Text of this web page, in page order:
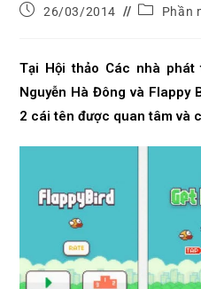
26/03/2014 Phần
Tại Hội thảo Các nhà
Nguyễn Hà Đông và Flappy
2 cái tên được quan tâm và